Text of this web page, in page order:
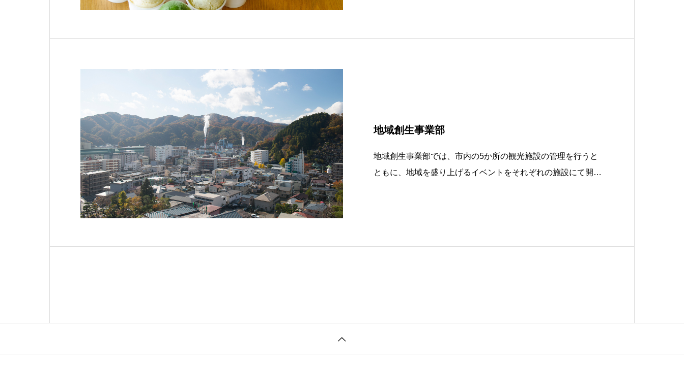
地域創生事業部
地域創生事業部では、市内の5か所の観光施設の管理を行うと
ともに、地域を盛り上げるイベントをそれぞれの施設にて開催